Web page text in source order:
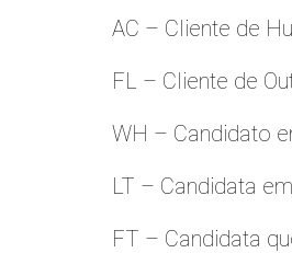
AC – Cliente de
FL – Cliente de
WH – Candidato
LT – Candidata
FT – Candidata